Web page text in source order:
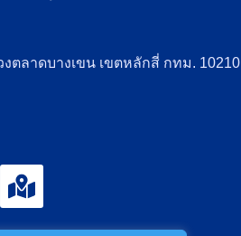
ตลาดบางเขน เขตหลักสี่ กทม. 10210